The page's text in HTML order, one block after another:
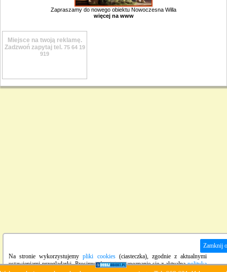
Zapraszamy do nowego obiektu Nowoczesna Willa
więcej na www
Miejsce na twoją reklamę.
Zadzwoń zapytaj tel. 75 64 19
919
Zamknij
Na stronie wykorzystujemypliki cookies(ciasteczka), zgodnie z aktualnymi
ustawieniami przeglądarki. Prosimy również o zapoznanie się z aktualnąpolityką